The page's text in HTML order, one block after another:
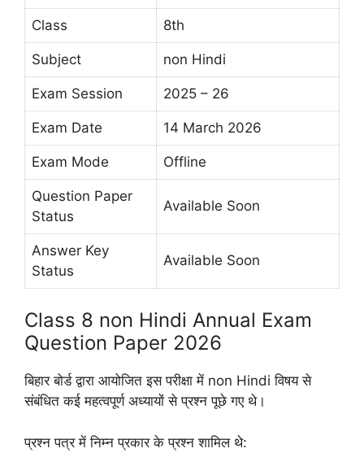
Class 8th
Subject non Hindi
Exam Session 2025 – 26
Exam Date 14 March 2026
Exam Mode Offline
Question Paper
Status
Available Soon
Answer Key
Status
Available Soon
Class 8 non Hindi Annual Exam
Question Paper 2026
बिहार बोर्ड द्वारा आयोजित इस परीक्षा में non Hindi विषय से
संबंधित कई महत्वपूर्ण अध्यायों से प्रश्न पूछे गए थे।
प्रश्न पत्र में निम्न प्रकार के प्रश्न शामिल थे: